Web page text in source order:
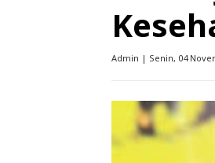
Admin | Senin, 04